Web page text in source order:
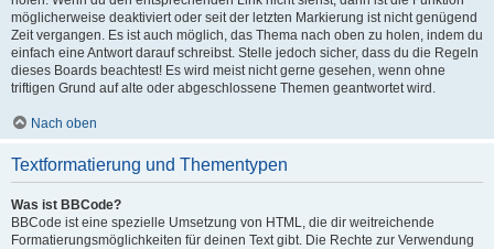
möglicherweise deaktiviert oder seit der letzten Markierung ist nicht genügend
Zeit vergangen. Es ist auch möglich, das Thema nach oben zu holen, indem du
einfach eine Antwort darauf schreibst. Stelle jedoch sicher, dass du die Regeln
dieses Boards beachtest! Es wird meist nicht gerne gesehen, wenn ohne
triftigen Grund auf alte oder abgeschlossene Themen geantwortet wird.
Nach oben
Textformatierung und Thementypen
Was ist BBCode?
BBCode ist eine spezielle Umsetzung von HTML, die dir weitreichende
Formatierungsmöglichkeiten für deinen Text gibt. Die Rechte zur Verwendung